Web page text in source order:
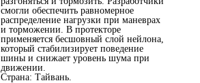
смогли обеспечить равномерное
распределение нагрузки при маневрах
и торможении. В протекторе
применяется бесшовный слой нейлона,
который стабилизирует поведение
шины и снижает уровень шума при
движении.
Страна: Тайвань.